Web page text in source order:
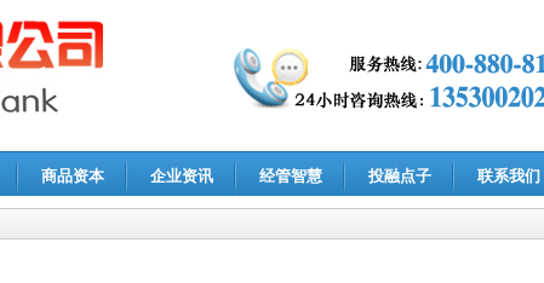
商品资本 企业资讯 经管智慧 投融点子 联系我们